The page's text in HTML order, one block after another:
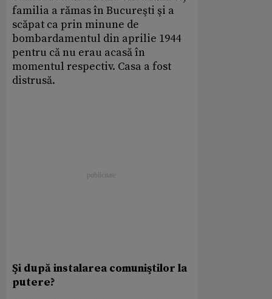
familia a rămas în Bucureşti şi a
scăpat ca prin minune de
bombardamentul din aprilie 1944
pentru că nu erau acasă în
momentul respectiv. Casa a fost
distrusă.
Şi după instalarea comuniştilor la
putere?